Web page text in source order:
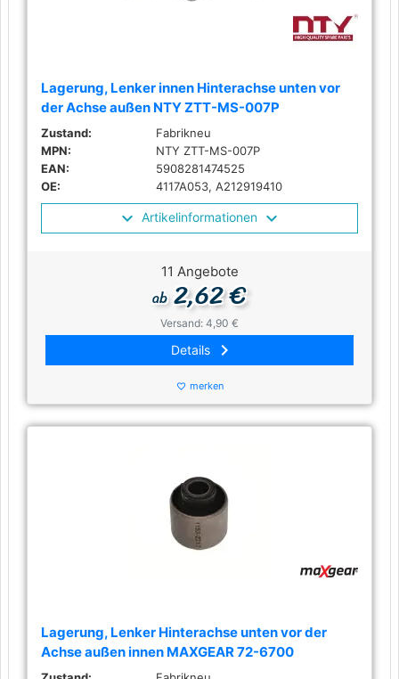
Lagerung, Lenker innen Hinterachse unten vor
der Achse außen NTY ZTT-MS-007P
Zustand:
Fabrikneu
MPN:
NTY ZTT-MS-007P
EAN:
5908281474525
OE:
4117A053, A212919410
Artikelinformationen
11 Angebote
ab2,62 €
Versand: 4,90 €
Details keyboard_arrow_right
favorite_border merken
Lagerung, Lenker Hinterachse unten vor der
Achse außen innen MAXGEAR 72-6700